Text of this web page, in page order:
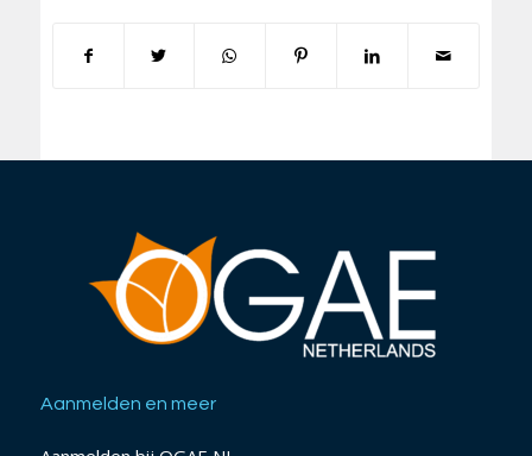
Aanmelden en meer